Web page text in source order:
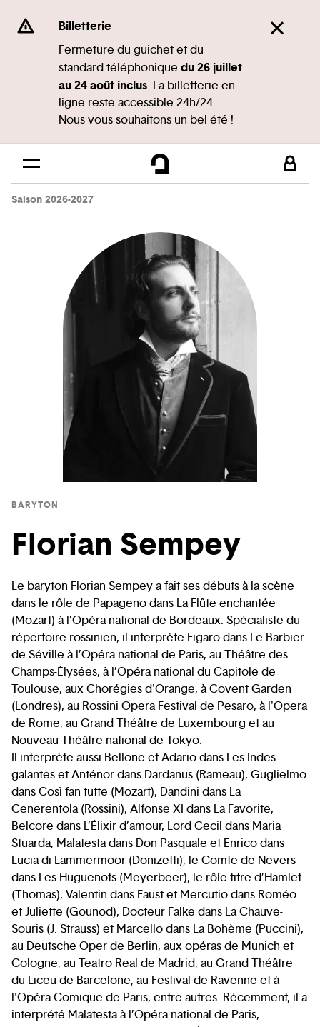
Se rendre au
Contenu principal
Pied de page
Billetterie
Fermeture du guichet et du
standard téléphonique du 26 juillet
au 24 août inclus. La billetterie en
ligne reste accessible 24h/24.
Nous vous souhaitons un bel été !
Saison 2026-2027
BARYTON
Florian Sempey
Le baryton Florian Sempey a fait ses débuts à la scène
dans le rôle de Papageno dans La Flûte enchantée
(Mozart) à l’Opéra national de Bordeaux. Spécialiste du
répertoire rossinien, il interprète Figaro dans Le Barbier
de Séville à l’Opéra national de Paris, au Théâtre des
Champs-Élysées, à l’Opéra national du Capitole de
Toulouse, aux Chorégies d'Orange, à Covent Garden
(Londres), au Rossini Opera Festival de Pesaro, à l'Opera
de Rome, au Grand Théâtre de Luxembourg et au
Nouveau Théâtre national de Tokyo.
Il interprète aussi Bellone et Adario dans Les Indes
galantes et Anténor dans Dardanus (Rameau), Guglielmo
dans Così fan tutte (Mozart), Dandini dans La
Cenerentola (Rossini), Alfonse XI dans La Favorite,
Belcore dans L’Élixir d’amour, Lord Cecil dans Maria
Stuarda, Malatesta dans Don Pasquale et Enrico dans
Lucia di Lammermoor (Donizetti), le Comte de Nevers
dans Les Huguenots (Meyerbeer), le rôle-titre d’Hamlet
(Thomas), Valentin dans Faust et Mercutio dans Roméo
et Juliette (Gounod), Docteur Falke dans La Chauve-
Souris (J. Strauss) et Marcello dans La Bohème (Puccini),
au Deutsche Oper de Berlin, aux opéras de Munich et
Cologne, au Teatro Real de Madrid, au Grand Théâtre
du Liceu de Barcelone, au Festival de Ravenne et à
l'Opéra-Comique de Paris, entre autres. Récemment, il a
interprété Malatesta à l’Opéra national de Paris,